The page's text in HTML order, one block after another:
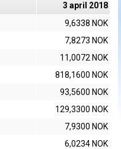
3 april 2018
9,6338 NOK
7,8273 NOK
11,0072 NOK
818,1600 NOK
93,5600 NOK
129,3300 NOK
7,9300 NOK
6,0234 NOK